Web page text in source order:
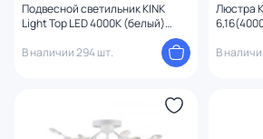
Подвесной светильник KINK
Light Тор LED 4000К (белый)
В наличии 294 шт.
Люстра
В
Материал
Цвет плафона